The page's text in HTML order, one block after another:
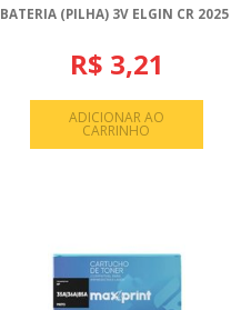
BATERIA (PILHA) 3V ELGIN CR 2025
R$ 3,21
ADICIONAR AO
CARRINHO